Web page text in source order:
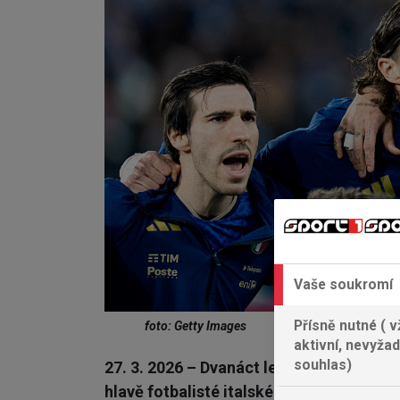
foto: Getty Images
27. 3. 2026 – Dvanáct let čekání, ani o
hlavě fotbalisté italského národního
Vaše soukromí
Přísně nutné (
aktivní,
souhlas)